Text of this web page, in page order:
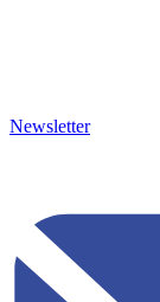
Newsletter